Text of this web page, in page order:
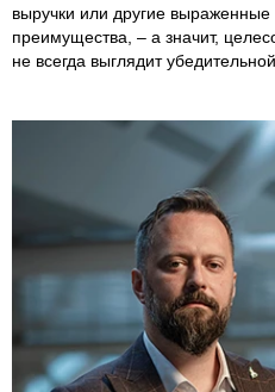
выручки или другие
преимущества, – а значит,
не всегда выглядит